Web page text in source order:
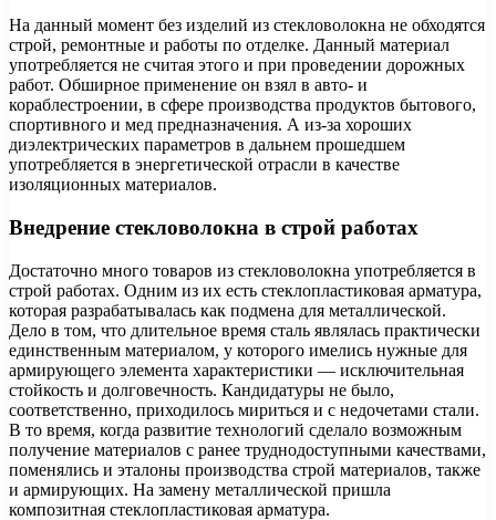
На данный момент без изделий из стекловолокна не обходятся
строй, ремонтные и работы по отделке. Данный материал
употребляется не считая этого и при проведении дорожных
работ. Обширное применение он взял в авто- и
кораблестроении, в сфере производства продуктов бытового,
спортивного и мед предназначения. А из-за хороших
диэлектрических параметров в дальнем прошедшем
употребляется в энергетической отрасли в качестве
изоляционных материалов.
Внедрение стекловолокна в строй работах
Достаточно много товаров из стекловолокна употребляется в
строй работах. Одним из их есть стеклопластиковая арматура,
которая разрабатывалась как подмена для металлической.
Дело в том, что длительное время сталь являлась практически
единственным материалом, у которого имелись нужные для
армирующего элемента характеристики — исключительная
стойкость и долговечность. Кандидатуры не было,
соответственно, приходилось мириться и с недочетами стали.
В то время, когда развитие технологий сделало возможным
получение материалов с ранее труднодоступными качествами,
поменялись и эталоны производства строй материалов, также
и армирующих. На замену металлической пришла
композитная стеклопластиковая арматура.